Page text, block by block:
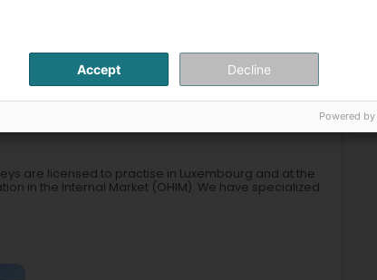
5,3 km
are licensed to practise in Luxembourg and at the
in the Internal Market (OHIM). We have specialized
Accept Decline
Powered by